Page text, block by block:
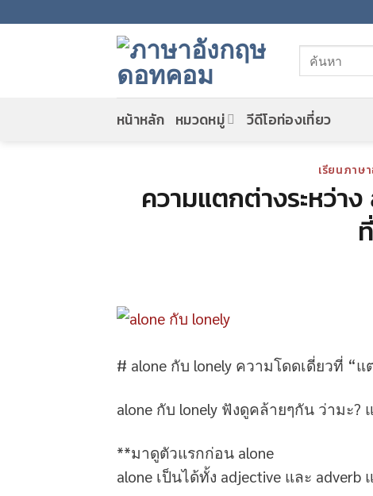
หน้าหลัก หมวดหมู่ วีดีโอท่องเที่ยว
เรียนภาษ
ความแตกต่างระหว่า
# alone กับ lonely ความโดดเดี่ยวที่ “แ
alone กับ lonely ฟังดูคล้ายๆกัน ว่ามะ
**มาดูตัวแรกก่อน alone
alone เป็นได้ทั้ง adjective และ